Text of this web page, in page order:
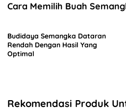
Cara Memilih Buah
Budidaya Semangka Dataran
Rendah Dengan Hasil Yang
Optimal
Rekomendasi Produk